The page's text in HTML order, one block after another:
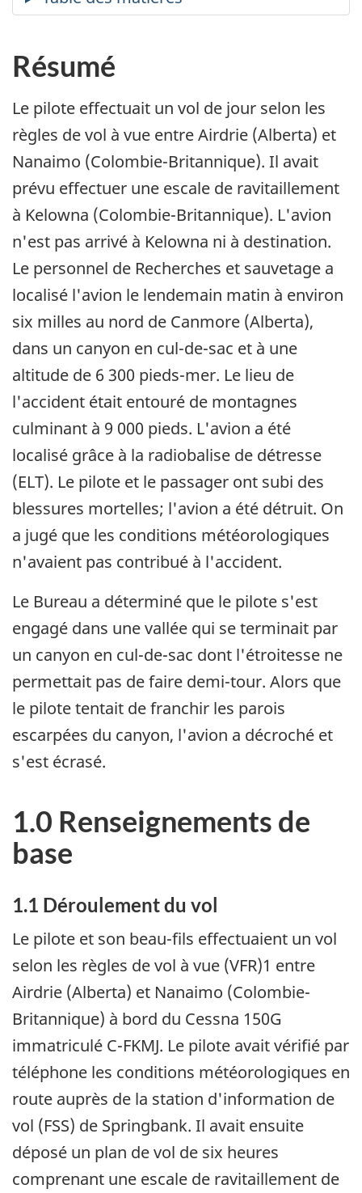
Résumé
Le pilote effectuait un vol de jour selon les
règles de vol à vue entre Airdrie (Alberta) et
Nanaimo (Colombie-Britannique). Il avait
prévu effectuer une escale de ravitaillement
à Kelowna (Colombie-Britannique). L'avion
n'est pas arrivé à Kelowna ni à destination.
Le personnel de Recherches et sauvetage a
localisé l'avion le lendemain matin à environ
six milles au nord de Canmore (Alberta),
dans un canyon en cul-de-sac et à une
altitude de 6 300 pieds-mer. Le lieu de
l'accident était entouré de montagnes
culminant à 9 000 pieds. L'avion a été
localisé grâce à la radiobalise de détresse
(ELT). Le pilote et le passager ont subi des
blessures mortelles; l'avion a été détruit. On
a jugé que les conditions météorologiques
n'avaient pas contribué à l'accident.
Le Bureau a déterminé que le pilote s'est
engagé dans une vallée qui se terminait par
un canyon en cul-de-sac dont l'étroitesse ne
permettait pas de faire demi-tour. Alors que
le pilote tentait de franchir les parois
escarpées du canyon, l'avion a décroché et
s'est écrasé.
1.0 Renseignements de
base
1.1 Déroulement du vol
Le pilote et son beau-fils effectuaient un vol
selon les règles de vol à vue (VFR)1 entre
Airdrie (Alberta) et Nanaimo (Colombie-
Britannique) à bord du Cessna 150G
immatriculé C-FKMJ. Le pilote avait vérifié par
téléphone les conditions météorologiques en
route auprès de la station d'information de
vol (FSS) de Springbank. Il avait ensuite
déposé un plan de vol de six heures
comprenant une escale de ravitaillement de